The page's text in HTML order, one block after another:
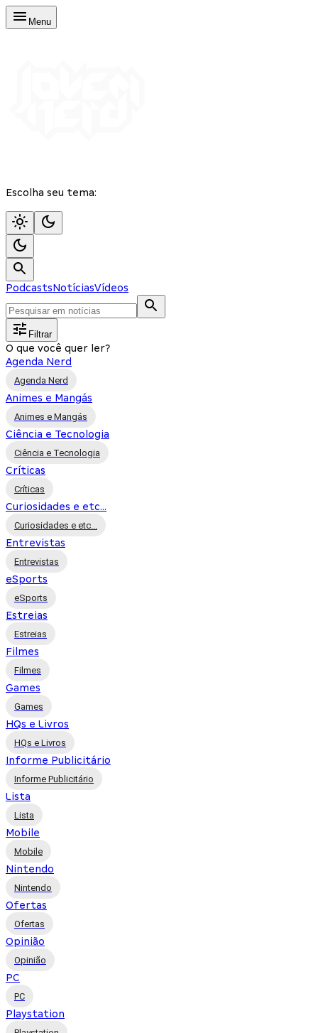
Menu
Escolha seu tema:
PodcastsNotíciasVídeos
Filtrar
O que você quer ler?
Agenda Nerd
Agenda Nerd
Animes e Mangás
Animes e Mangás
Ciência e Tecnologia
Ciência e Tecnologia
Críticas
Críticas
Curiosidades e etc...
Curiosidades e etc...
Entrevistas
Entrevistas
eSports
eSports
Estreias
Estreias
Filmes
Filmes
Games
Games
HQs e Livros
HQs e Livros
Informe Publicitário
Informe Publicitário
Lista
Lista
Mobile
Mobile
Nintendo
Nintendo
Ofertas
Ofertas
Opinião
Opinião
PC
PC
Playstation